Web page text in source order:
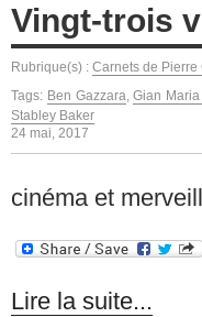
Vingt-trois
Rubrique(s) : Carnets de
Tags: Ben Gazzara,Gian
Stabley Baker
24 mai, 2017
cinéma et
Lire la suite...